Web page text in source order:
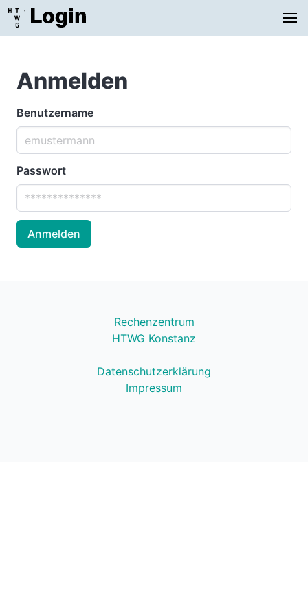
Anmelden
Benutzername
Passwort
Rechenzentrum
HTWG Konstanz
Datenschutzerklärung
Impressum